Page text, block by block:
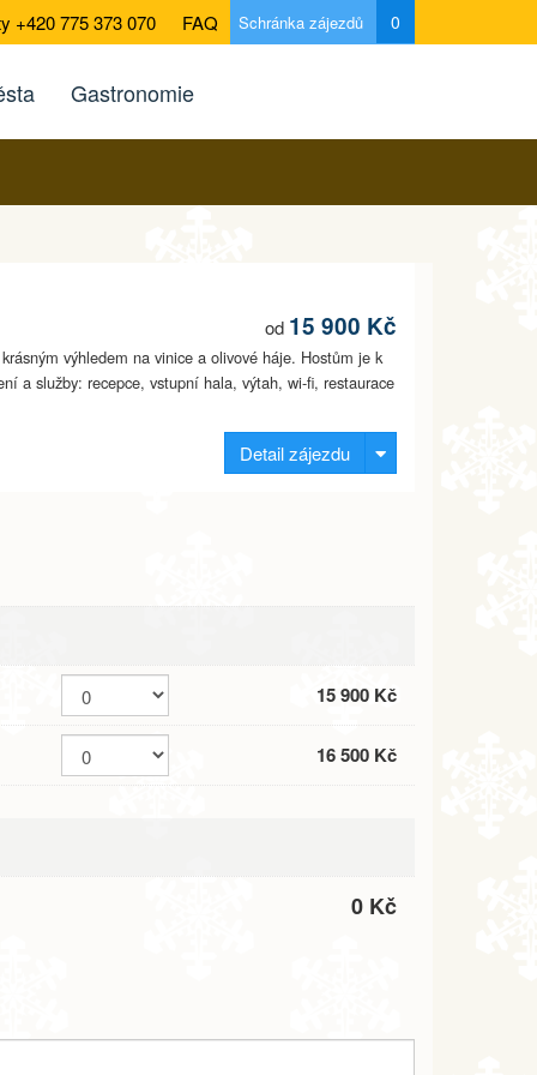
+420 775 373 070 FAQ Schránka zájezdů 0
Gastronomie
od 15 900 Kč
výhledem na vinice a olivové háje. Hostům je k
a služby: recepce, vstupní hala, výtah, wi-fi, restaurace
Detail zájezdu
15 900 Kč
16 500 Kč
0 Kč